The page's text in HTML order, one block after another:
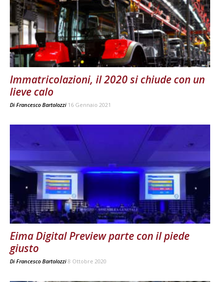
Immatricolazioni, il 2020 si chiude con un
lieve calo
Di Francesco Bartolozzi 16 Gennaio 2021
Eima Digital Preview parte con il piede
giusto
Di Francesco Bartolozzi 8 Ottobre 2020